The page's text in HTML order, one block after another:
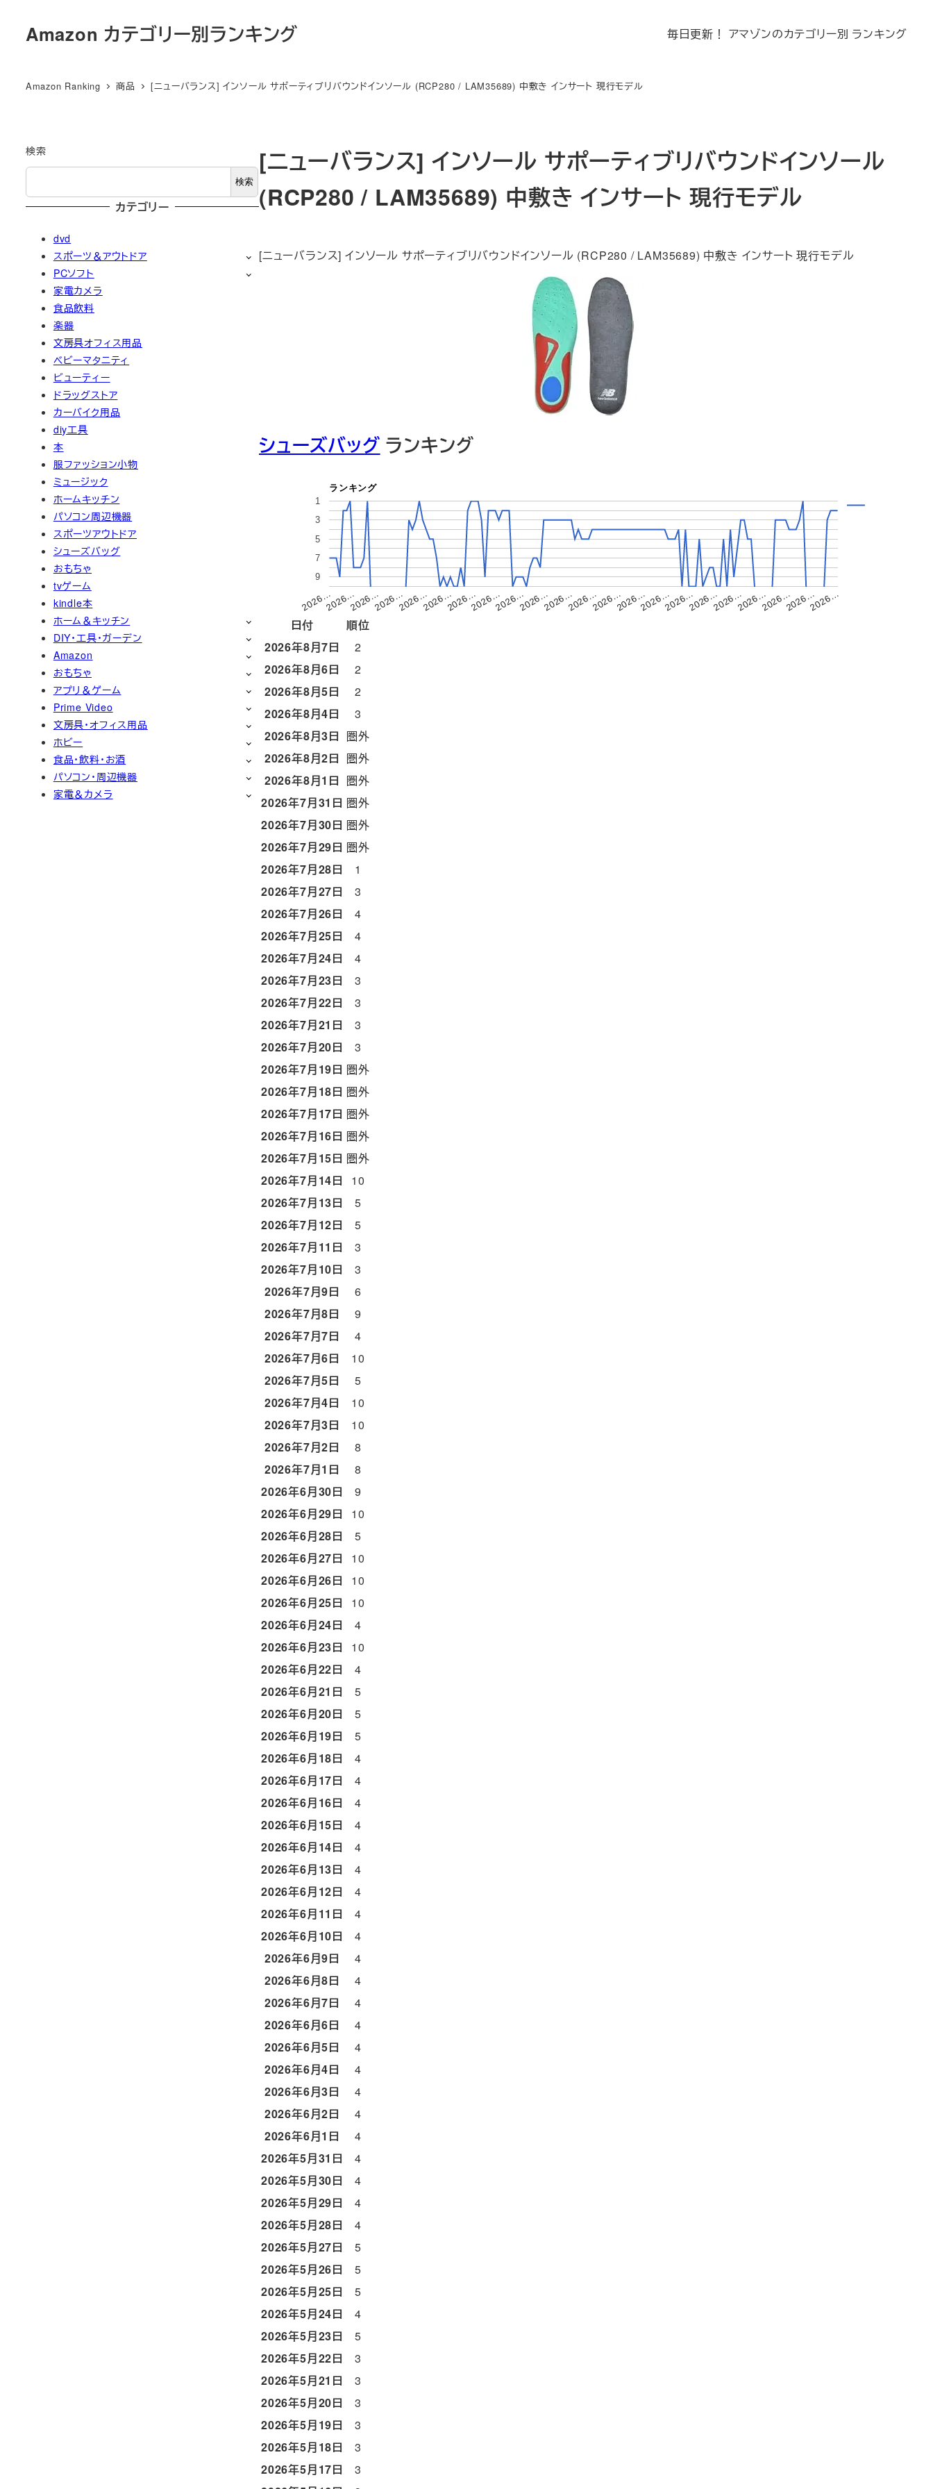
Amazon カテゴリー別ランキング 毎日更新！ アマゾンのカテゴリー別 ランキング
Amazon Ranking 商品 [ニューバランス] インソール サポーティブリバウンドインソール (RCP280 / LAM35689) 中敷き インサート 現行モデル
[ニューバランス] インソール サポーティブリバウンドインソール
(RCP280 / LAM35689) 中敷き インサート 現行モデル
[ニューバランス] インソール サポーティブリバウンドインソール (RCP280 / LAM35689) 中敷き インサート 現行モデル
シューズバッグ ランキング
ランキング
2026…2026…2026…2026…2026…2026…2026…2026…2026…2026…2026…2026…2026…2026…2026…2026…2026…2026…2026…2026…2026…2026…
1
3
5
7
9
日付
順位
2026年8月7日
2
2026年8月6日
2
2026年8月5日
2
2026年8月4日
3
2026年8月3日 圏外
2026年8月2日 圏外
2026年8月1日 圏外
2026年7月31日 圏外
2026年7月30日 圏外
2026年7月29日 圏外
2026年7月28日
1
2026年7月27日
3
2026年7月26日
4
2026年7月25日
4
2026年7月24日
4
2026年7月23日
3
2026年7月22日
3
2026年7月21日
3
2026年7月20日
3
2026年7月19日 圏外
2026年7月18日 圏外
2026年7月17日 圏外
2026年7月16日 圏外
2026年7月15日 圏外
2026年7月14日
10
2026年7月13日
5
2026年7月12日
5
2026年7月11日
3
2026年7月10日
3
2026年7月9日
6
2026年7月8日
9
2026年7月7日
4
2026年7月6日
10
2026年7月5日
5
2026年7月4日
10
2026年7月3日
10
2026年7月2日
8
2026年7月1日
8
2026年6月30日
9
2026年6月29日
10
2026年6月28日
5
2026年6月27日
10
2026年6月26日
10
2026年6月25日
10
2026年6月24日
4
2026年6月23日
10
2026年6月22日
4
2026年6月21日
5
2026年6月20日
5
2026年6月19日
5
2026年6月18日
4
2026年6月17日
4
2026年6月16日
4
2026年6月15日
4
2026年6月14日
4
2026年6月13日
4
2026年6月12日
4
2026年6月11日
4
2026年6月10日
4
2026年6月9日
4
2026年6月8日
4
2026年6月7日
4
2026年6月6日
4
2026年6月5日
4
2026年6月4日
4
2026年6月3日
4
2026年6月2日
4
2026年6月1日
4
2026年5月31日
4
2026年5月30日
4
2026年5月29日
4
2026年5月28日
4
2026年5月27日
5
2026年5月26日
5
2026年5月25日
5
2026年5月24日
4
2026年5月23日
5
2026年5月22日
3
2026年5月21日
3
2026年5月20日
3
2026年5月19日
3
2026年5月18日
3
2026年5月17日
3
検索
検索
カテゴリー
dvd
スポーツ＆アウトドア
PCソフト
家電カメラ
食品飲料
楽器
文房具オフィス用品
ベビーマタニティ
ビューティー
ドラッグストア
カーバイク用品
diy工具
本
服ファッション小物
ミュージック
ホームキッチン
パソコン周辺機器
スポーツアウトドア
シューズバッグ
おもちゃ
tvゲーム
kindle本
ホーム＆キッチン
DIY・工具・ガーデン
Amazon
おもちゃ
アプリ＆ゲーム
Prime Video
文房具・オフィス用品
ホビー
食品・飲料・お酒
パソコン・周辺機器
家電＆カメラ